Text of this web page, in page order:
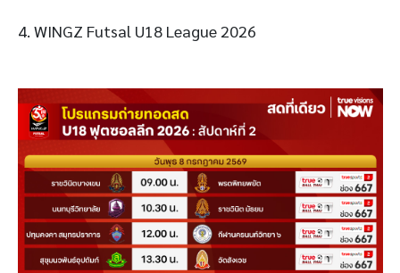
4. WINGZ Futsal U18 League 2026